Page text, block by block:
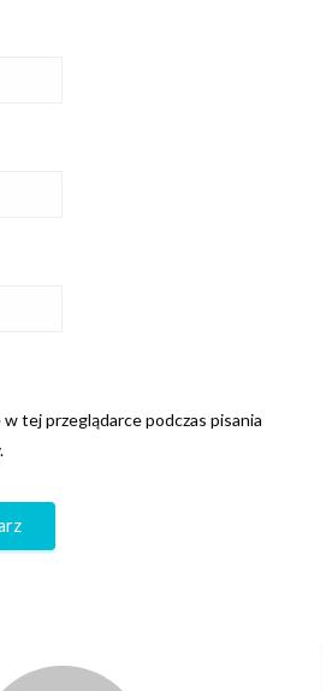
tej przeglądarce podczas pisania